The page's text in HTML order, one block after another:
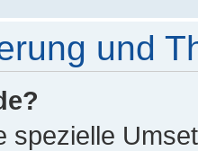
und
spezielle